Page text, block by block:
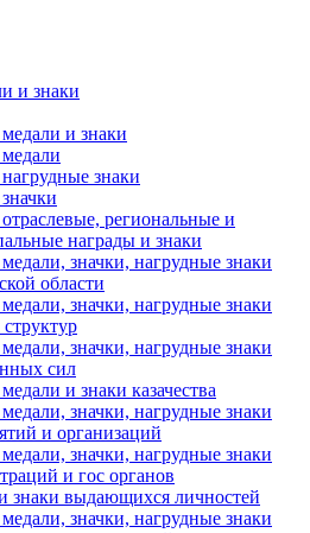
и знаки
медали и знаки
медали
нагрудные знаки
отраслевые, региональные и
награды и знаки
медали, значки, нагрудные знаки
области
медали, значки, нагрудные знаки
медали, значки, нагрудные знаки
сил
медали и знаки казачества
медали, значки, нагрудные знаки
и организаций
медали, значки, нагрудные знаки
и гос органов
знаки выдающихся личностей
медали, значки, нагрудные знаки